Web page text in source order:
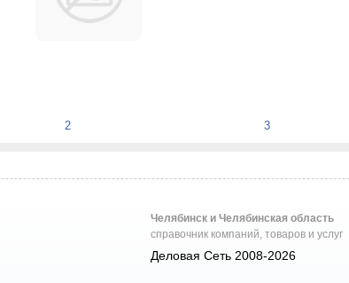
2 3
Челябинск и Челябинская область
справочник компаний, товаров и услуг
Деловая Сеть 2008-2026